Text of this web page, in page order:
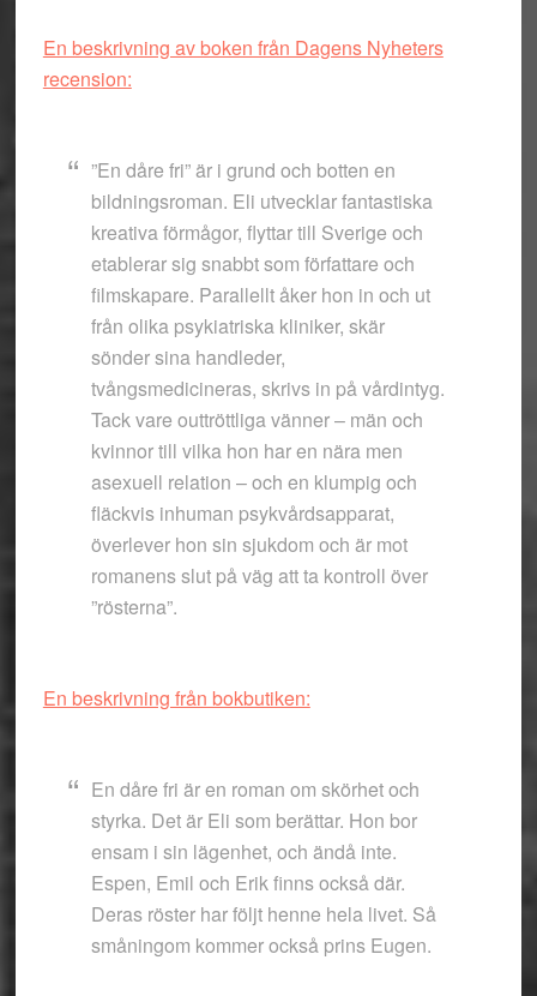
En beskrivning av boken från Dagens Nyheters
recension:
”En dåre fri” är i grund och botten en
bildningsroman. Eli utvecklar fantastiska
kreativa förmågor, flyttar till Sverige och
etablerar sig snabbt som författare och
filmskapare. Parallellt åker hon in och ut
från olika psykiatriska kliniker, skär
sönder sina handleder,
tvångsmedicineras, skrivs in på vård­intyg.
Tack vare outtröttliga vänner – män och
kvinnor till vilka hon har en nära men
asexuell relation – och en klumpig och
fläckvis inhuman psykvårdsapparat,
överlever hon sin sjukdom och är mot
romanens slut på väg att ta kontroll över
”rösterna”.
En beskrivning från bokbutiken:
En dåre fri är en roman om skörhet och
styrka. Det är Eli som berättar. Hon bor
ensam i sin lägenhet, och ändå inte.
Espen, Emil och Erik finns också där.
Deras röster har följt henne hela livet. Så
småningom kommer också prins Eugen.